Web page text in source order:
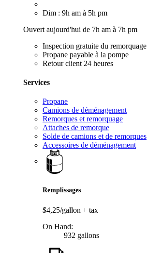
Dim : 9h am à 5h pm
Ouvert aujourd'hui de 7h am à 7h pm
Inspection gratuite du remorquage
Propane payable à la pompe
Retour client 24 heures
Services
Propane
Camions de déménagement
Remorques et remorquage
Attaches de remorque
Solde de camions et de remorques
Accessoires de déménagement
Remplissages
$4,25/gallon + tax
On Hand:
932 gallons